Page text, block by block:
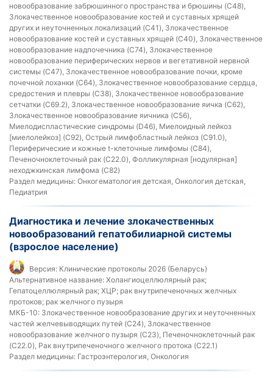
новообразование забрюшинного пространства и брюшины (C48),
Злокачественное новообразование костей и суставных хрящей
других и неуточненных локализаций (C41), Злокачественное
новообразование костей и суставных хрящей (C40), Злокачественное
новообразование надпочечника (C74), Злокачественное
новообразование периферических нервов и вегетативной нервной
системы (C47), Злокачественное новообразование почки, кроме
почечной лоханки (C64), Злокачественное новообразование сердца,
средостения и плевры (C38), Злокачественное новообразование
сетчатки (C69.2), Злокачественное новообразование яичка (C62),
Злокачественное новообразование яичника (C56),
Миелодиспластические синдромы (D46), Миелоидный лейкоз
[миелолейкоз] (C92), Острый лимфобластный лейкоз (C91.0),
Периферические и кожные t-клеточные лимфомы (C84),
Печеночноклеточный рак (C22.0), Фолликулярная [нодулярная]
неходжкинская лимфома (C82)
Раздел медицины: Онкогематология детская, Онкология детская,
Педиатрия
Диагностика и лечение злокачественных
новообразований гепатобилиарной системы
(взрослое население)
Версия: Клинические протоколы 2026 (Беларусь)
Альтернативное название: Холангиоцеллюлярный рак;
Гепатоцеллюлярный рак; ХЦР; рак внутрипеченочных желчных
протоков; рак желчного пузыря
МКБ-10: Злокачественное новообразование других и неуточненных
частей желчевыводящих путей (C24), Злокачественное
новообразование желчного пузыря (C23), Печеночноклеточный рак
(C22.0), Рак внутрипеченочного желчного протока (C22.1)
Раздел медицины: Гастроэнтерология, Онкология